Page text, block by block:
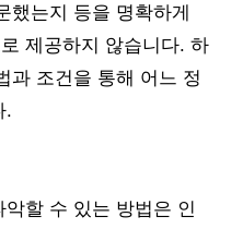
했는지 등을 명확하게
제공하지 않습니다. 하
과 조건을 통해 어느 정
.
할 수 있는 방법은 인